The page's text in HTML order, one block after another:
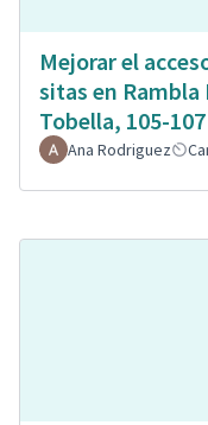
Mejorar el
sitas en Rambla
Tobella, 105-107
Ana Rodriguez